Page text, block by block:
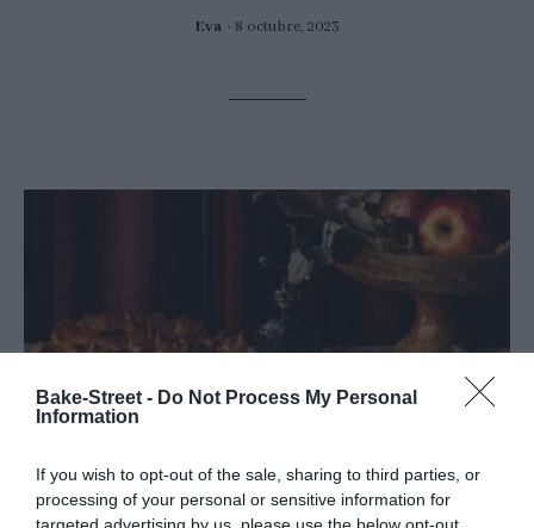
Bake-Street - Do Not Process My Personal
Information
If you wish to opt-out of the sale, sharing to third parties, or
processing of your personal or sensitive information for
Eva 8 octubre, 2023